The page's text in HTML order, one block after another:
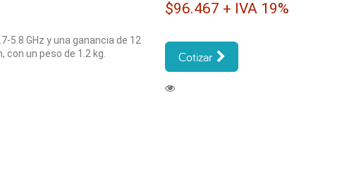
5.8 GHz y una ganancia de 12
un peso de 1.2 kg.
$96.467 + IVA 19%
Cotizar